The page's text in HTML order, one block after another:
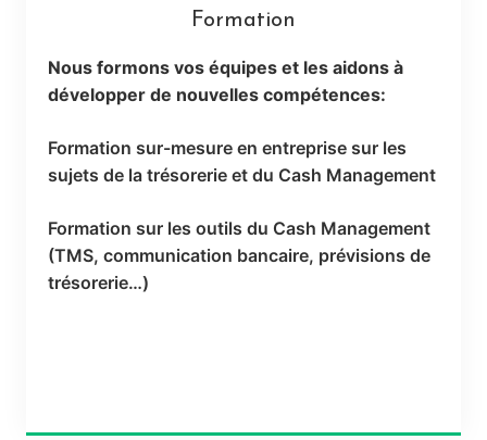
Formation
Nous formons vos équipes et les aidons à
développer de nouvelles compétences:
Formation sur-mesure en entreprise sur les
sujets de la trésorerie et du Cash Management
Formation sur les outils du Cash Management
(TMS, communication bancaire, prévisions de
trésorerie…)